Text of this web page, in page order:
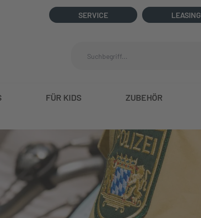
SERVICE LEASING
FÜR KIDS ZUBEHÖR